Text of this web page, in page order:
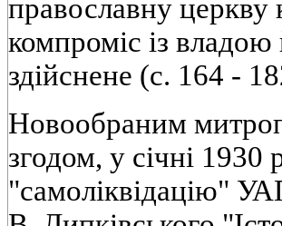
православну церкву
компроміс із владою
здійснене (с. 164 -
Новообраним
згодом, у січні
"самоліквідацію"